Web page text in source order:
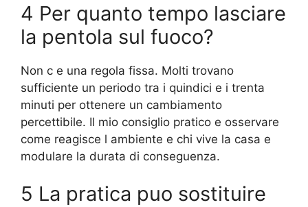
4 Per quanto tempo lasciare
la pentola sul fuoco?
Non c e una regola fissa. Molti trovano
sufficiente un periodo tra i quindici e i trenta
minuti per ottenere un cambiamento
percettibile. Il mio consiglio pratico e osservare
come reagisce l ambiente e chi vive la casa e
modulare la durata di conseguenza.
5 La pratica puo sostituire